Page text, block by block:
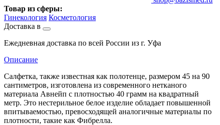
Товар из сферы:
Гинекология Косметология
Доставка в
Ежедневная доставка по всей России из г. Уфа
Описание
Салфетка, также известная как полотенце, размером 45 на 90
сантиметров, изготовлена из современного нетканого
материала Авнейп с плотностью 40 грамм на квадратный
метр. Это нестерильное белое изделие обладает повышенной
впитываемостью, превосходящей аналогичные материалы по
плотности, такие как Фибрелла.